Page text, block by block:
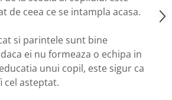
de ceea ce se intampla acasa.
si parintele sunt bine
ei nu formeaza o echipa in
unui copil, este sigur ca
cel asteptat.